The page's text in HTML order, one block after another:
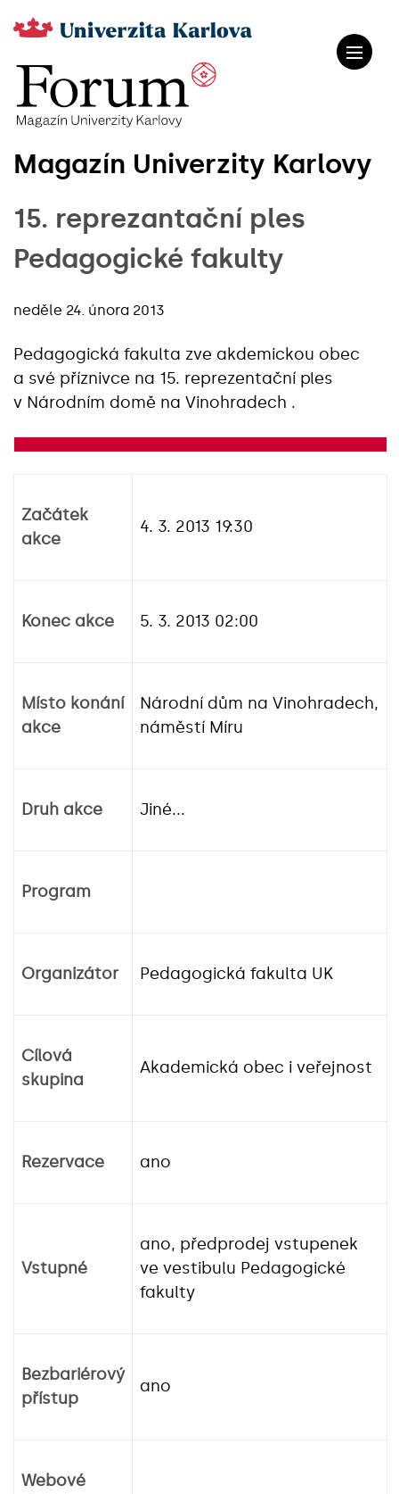
Magazín Univerzity Karlovy
15. reprezantační ples
Pedagogické fakulty
neděle 24. února 2013
Pedagogická fakulta zve akdemickou obec
a své příznivce na 15. reprezentační ples
v Národním domě na Vinohradech .
Začátek
akce
4. 3. 2013 19:30
Konec akce 5. 3. 2013 02:00
Místo konání
akce
Národní dům na Vinohradech,
náměstí Míru
Druh akce Jiné...
Program
Organizátor Pedagogická fakulta UK
Cílová
skupina
Akademická obec i veřejnost
Rezervace ano
Vstupné
ano, předprodej vstupenek
ve vestibulu Pedagogické
fakulty
Bezbariérový
přístup
ano
Webové